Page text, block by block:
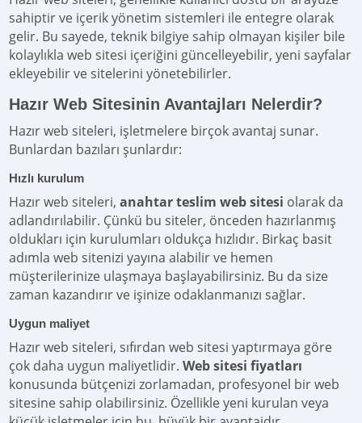
sahiptir ve içerik yönetim sistemleri ile entegre olarak
gelir. Bu sayede, teknik bilgiye sahip olmayan kişiler bile
kolaylıkla web sitesi içeriğini güncelleyebilir, yeni sayfalar
ekleyebilir ve sitelerini yönetebilirler.
Hazır Web Sitesinin Avantajları Nelerdir?
Hazır web siteleri, işletmelere birçok avantaj sunar.
Bunlardan bazıları şunlardır:
Hızlı kurulum
Hazır web siteleri,anahtar teslim web sitesi olarak da
adlandırılabilir. Çünkü bu siteler, önceden hazırlanmış
oldukları için kurulumları oldukça hızlıdır. Birkaç basit
adımla web sitenizi yayına alabilir ve hemen
müşterilerinize ulaşmaya başlayabilirsiniz. Bu da size
zaman kazandırır ve işinize odaklanmanızı sağlar.
Uygun maliyet
Hazır web siteleri, sıfırdan web sitesi yaptırmaya göre
çok daha uygun maliyetlidir.Web sitesi fiyatları
konusunda bütçenizi zorlamadan, profesyonel bir web
sitesine sahip olabilirsiniz. Özellikle yeni kurulan veya